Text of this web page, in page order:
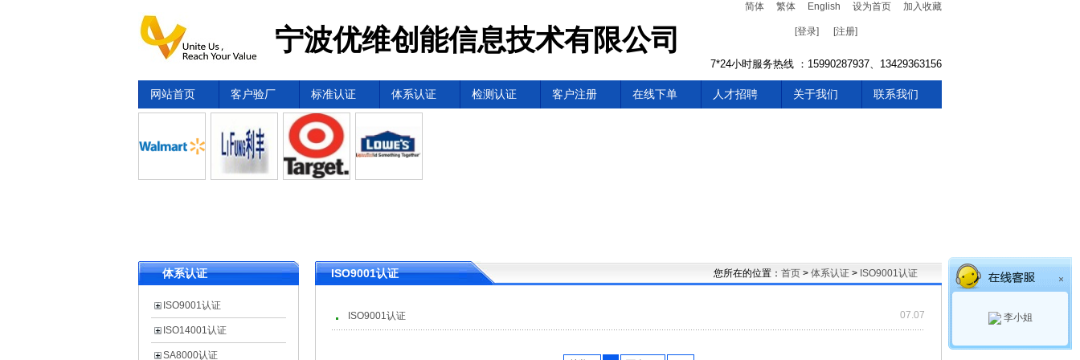
宁波优维创能信息技术有限公司
简体 繁体 English 设为首页 加入收藏
[登录] [注册]
7*24小时服务热线 ：15990287937、13429363156
网站首页 客户验厂 标准认证 体系认证 检测认证 客户注册 在线下单 人才招聘 关于我们 联系我们
体系认证
ISO9001认证
ISO14001认证
SA8000认证
ISO9001认证 您所在的位置： 首页 > 体系认证 > ISO9001认证
07.07
ISO9001认证
×
李小姐